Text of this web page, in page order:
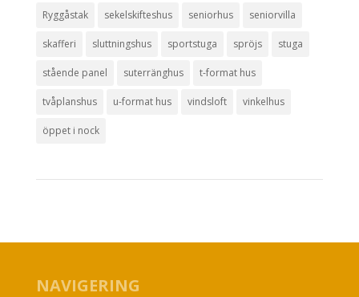
Ryggåstak sekelskifteshus seniorhus seniorvilla
skafferi sluttningshus sportstuga spröjs stuga
stående panel suterränghus t-format hus
tvåplanshus u-format hus vindsloft vinkelhus
öppet i nock
NAVIGERING